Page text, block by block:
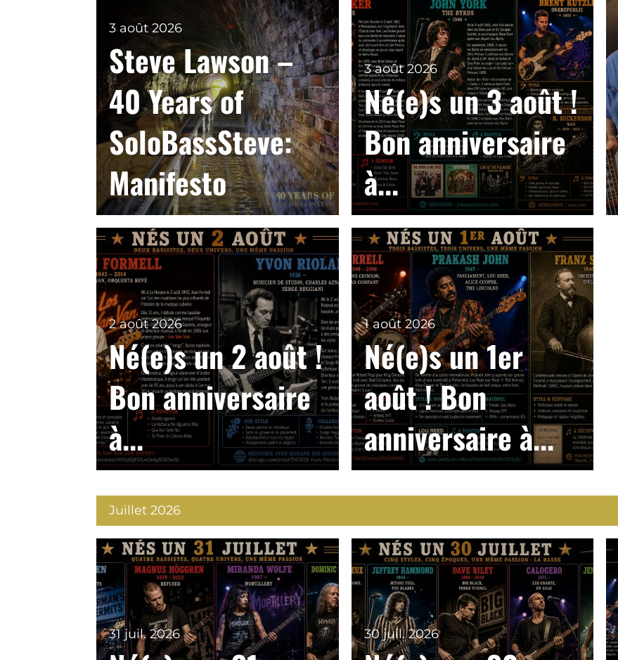
Steve Lawson –
40 Years of
SoloBassSteve:
Manifesto
3 août 2026
Né(e)s un 3 août !
Bon anniversaire
à...
3 août 2026
Né(e)s un 2 août !
Bon anniversaire
à...
2 août 2026
Né(e)s un 1er
août ! Bon
anniversaire à...
1 août 2026
Juillet 2026
31 juil. 2026 30 juil. 2026